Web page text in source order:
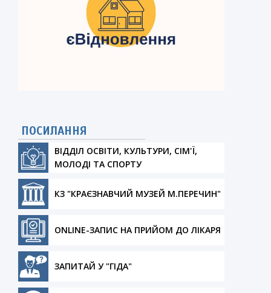
ПОСИЛАННЯ
ВІДДІЛ ОСВІТИ, КУЛЬТУРИ, СІМ'Ї,
МОЛОДІ ТА СПОРТУ
КЗ "КРАЄЗНАВЧИЙ МУЗЕЙ М.ПЕРЕЧИН"
ONLINE-ЗАПИС НА ПРИЙОМ ДО ЛІКАРЯ
ЗАПИТАЙ У "ГІДА"